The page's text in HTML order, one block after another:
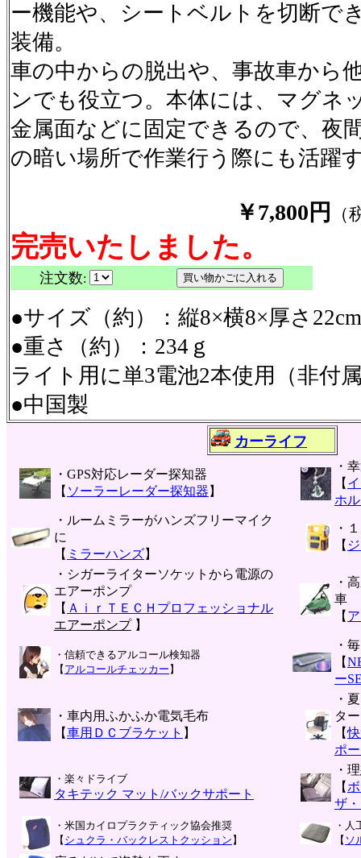
ー機能や、シートベルトを切断で
装備。
車の中からの脱出や、事故車から
ンでも役立つ。本体には、マグネ
金属面などに固定できるので、夜
の暗い場所で作業行う際にも活躍
￥7,800円 （
完売いたしました。
注文数:
●サイズ（約）：縦8×横8×厚さ
●重さ（約）：234ｇ
ライト用に単3電池2本使用（非付
●中国製
カーライフ
・GPS対応レーダー探知器
【 ソーラーレーダー探知器 】
・
【
ホ
・ルームミラーがハンズフリーマイク
に
【 ミラーハンズ】
・
【
・シガーライターソケットから電源の
エアーポンプ
【 ＡｉｒＴＥＣＨプロフェッショナル
エアーポンプ】
・
車
【
・信頼できるアルコール検知器
【 アルコールチェッカー 】
・
【
ー
・車内用ふかふか電気毛布
【車用ＤＣブラケット 】
・
ター
【
ポ
・楽々ドライブ
タキテック マット/バックサポート
・
【
ザ
・米国カイロプラクティック協会推奨
【 シュクラ・バックレストクッション 】
・人
【 ソ